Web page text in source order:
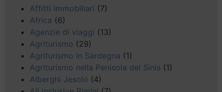
Affitti Immobiliari (7)
Africa (6)
Agenzie di viaggi (13)
Agriturismo (29)
Agriturismo in Sardegna (1)
Agriturismo nella Penisola del Sinis (1)
Alberghi Jesolo (4)